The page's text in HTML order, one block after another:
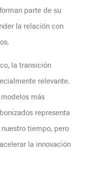
parte de su
la relación con
la transición
relevante.
más
representa
tiempo, pero
la innovación